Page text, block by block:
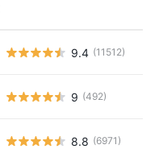
9.4 (11512)
9 (492)
8.8 (6971)